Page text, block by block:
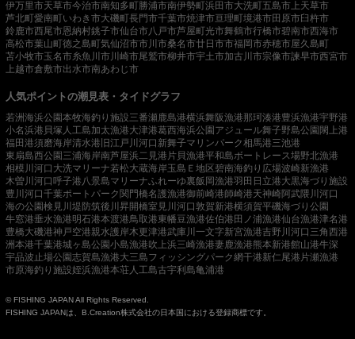
伊万里市天草市今治市南知多町勝浦市南伊勢町浜田市大洗町五島市 上天草市
芦北町愛南町いわき市大磯町長門市千葉市焼津市亘理町境港市田原市臼杵市
鈴鹿市西尾市恩納村銚子市仙台市八戸市芦屋町光市舞鶴市行橋市碧南市西海市
高松市葉山町徳之島町気仙沼市市川市桑名市廿日市市福岡市赤穂市屋久島町
苫小牧市玉名市糸魚川市川崎市尾鷲市柳井市宇土市加古川市宗像市諫早市西宮市
上越市倉敷市出水市南あわじ市
人気ポイントの潮見表・タイドグラフ
若洲海浜公園本牧海釣り施設三番瀬鹿島港横浜舞阪漁港那珂湊港豊浜漁港宇野港
小名浜港 貝塚人工島加太漁港大津港葛西海浜公園 アジュール舞子野島公園 閖上港
福田港須磨海岸清水港 旧江戸川河口 新舞子マリンパーク相馬港三池港
東扇島西公園 三浦海岸南芦屋浜二見港 片貝漁港平和島ボートレース場野北漁港
相模川河口 大洗マリーナ若松大蔵海岸玉島Ｅ地区碧南海釣り広場波崎新漁港
木曽川河口呼子港八景島マリーナふれーゆ裏飯岡漁港羽田 日立港大黒海づり施設
豊川河口千葉ポートパーク 関門橋名護漁港御前崎港師崎港天神崎 阿武隈川河口
海の公園検見川堤防筑後川昇開橋室見川河口敦賀新港横須賀平磯海づり公園
牛窓港垂水漁港明石港本渡港鳥取港東幡豆漁港佐伯港 田ノ浦漁港仙台漁港津名港
豊橋大磯港神戸空港親水護岸木更津港武庫川一文字新宮漁港吉野川河口 三角西港
洲本港千葉港城ヶ島公園小島漁港吹上浜三崎漁港妻鹿漁港熊本新港館山港牛深
宇品波止場公園志賀島漁港大三島フィッシングパーク網干港新仁尾港 片瀬漁港
市原海釣り施設姪浜漁港本荘人工島古宇利島亀浦港
© FISHING JAPAN All Rights Reserved.
FISHING JAPANは、B.Creation株式会社の日本国における登録商標です。